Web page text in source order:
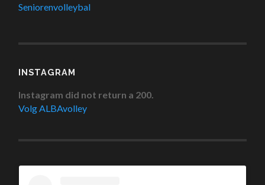
Seniorenvolleybal
INSTAGRAM
Instagram did not return a 200.
Volg ALBAvolley